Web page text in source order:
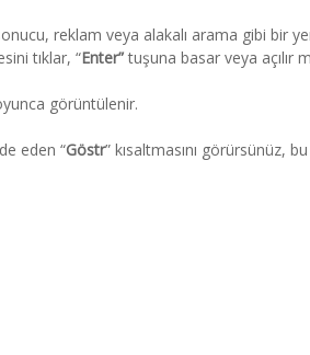
reklam veya alakalı arama gibi bir
tıklar, “Enter”tuşuna basar veya açılır
görüntülenir.
eden “Göstr” kısaltmasını görürsünüz,